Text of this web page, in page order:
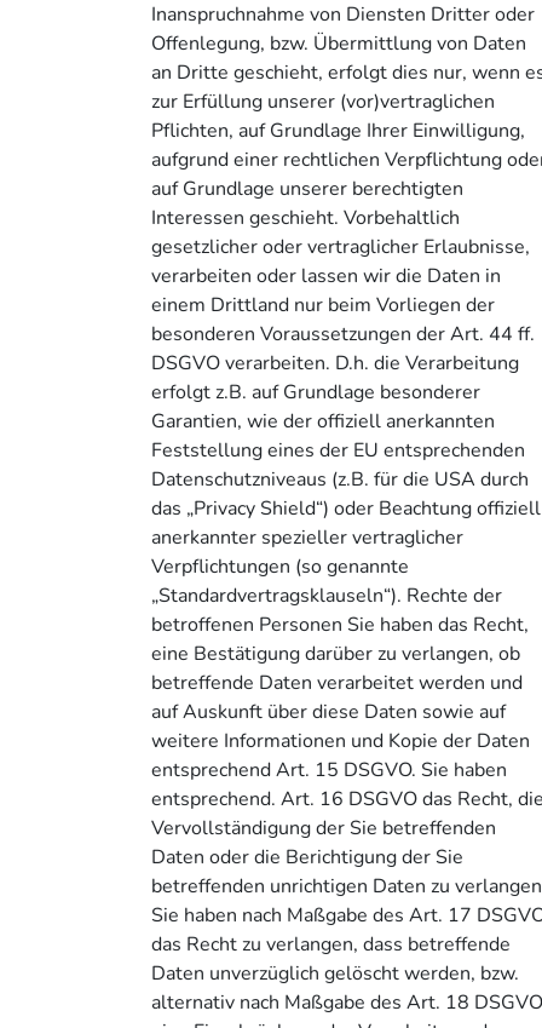
Inanspruchnahme von Diensten Dritter oder
Offenlegung, bzw. Übermittlung von Daten
an Dritte geschieht, erfolgt dies nur, wenn
zur Erfüllung unserer (vor)vertraglichen
Pflichten, auf Grundlage Ihrer Einwilligung,
aufgrund einer rechtlichen Verpflichtung
auf Grundlage unserer berechtigten
Interessen geschieht. Vorbehaltlich
gesetzlicher oder vertraglicher Erlaubnisse,
verarbeiten oder lassen wir die Daten in
einem Drittland nur beim Vorliegen der
besonderen Voraussetzungen der Art. 44 ff.
DSGVO verarbeiten. D.h. die Verarbeitung
erfolgt z.B. auf Grundlage besonderer
Garantien, wie der offiziell anerkannten
Feststellung eines der EU entsprechenden
Datenschutzniveaus (z.B. für die USA durch
das „Privacy Shield“) oder Beachtung offiziell
anerkannter spezieller vertraglicher
Verpflichtungen (so genannte
„Standardvertragsklauseln“). Rechte der
betroffenen Personen Sie haben das Recht,
eine Bestätigung darüber zu verlangen, ob
betreffende Daten verarbeitet werden und
auf Auskunft über diese Daten sowie auf
weitere Informationen und Kopie der Daten
entsprechend Art. 15 DSGVO. Sie haben
entsprechend. Art. 16 DSGVO das Recht,
Vervollständigung der Sie betreffenden
Daten oder die Berichtigung der Sie
betreffenden unrichtigen Daten zu
Sie haben nach Maßgabe des Art. 17
das Recht zu verlangen, dass betreffende
Daten unverzüglich gelöscht werden, bzw.
alternativ nach Maßgabe des Art. 18